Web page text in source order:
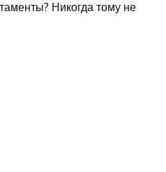
Никогда тому не